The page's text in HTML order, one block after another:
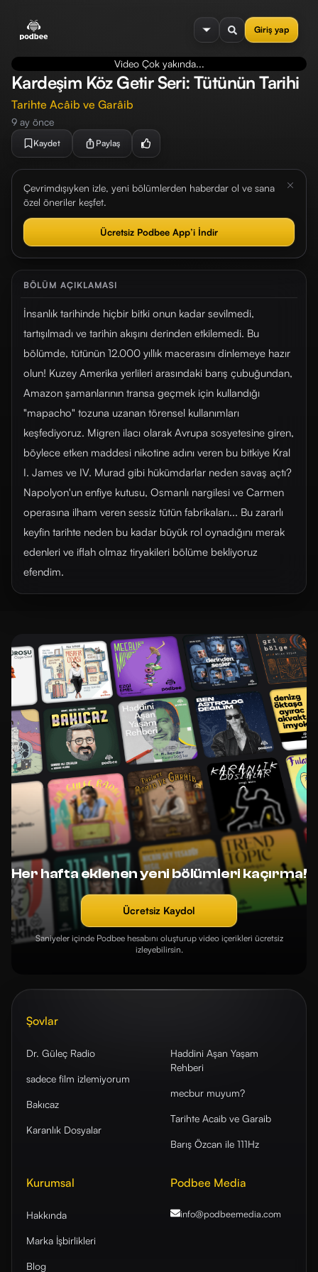
Giriş yap
menu
Video Çok yakında...
Kardeşim Köz Getir Seri: Tütünün Tarihi
Tarihte Acâib ve Garâib
9 ay önce
Kaydet Paylaş
Çevrimdışıyken izle, yeni bölümlerden haberdar ol ve sana
özel öneriler keşfet.
Ücretsiz Podbee App’i İndir
BÖLÜM AÇIKLAMASI
İnsanlık tarihinde hiçbir bitki onun kadar sevilmedi,
tartışılmadı ve tarihin akışını derinden etkilemedi. Bu
bölümde, tütünün 12.000 yıllık macerasını dinlemeye hazır
olun! Kuzey Amerika yerlileri arasındaki barış çubuğundan,
Amazon şamanlarının transa geçmek için kullandığı
"mapacho" tozuna uzanan törensel kullanımları
keşfediyoruz. Migren ilacı olarak Avrupa sosyetesine giren,
böylece etken maddesi nikotine adını veren bu bitkiye Kral
I. James ve IV. Murad gibi hükümdarlar neden savaş açtı?
Napolyon'un enfiye kutusu, Osmanlı nargilesi ve Carmen
operasına ilham veren sessiz tütün fabrikaları... Bu zararlı
keyfin tarihte neden bu kadar büyük rol oynadığını merak
edenleri ve iflah olmaz tiryakileri bölüme bekliyoruz
efendim.
Her hafta eklenen yeni bölümleri kaçırma!
Ücretsiz Kaydol
Saniyeler içinde Podbee hesabını oluşturup video içerikleri ücretsiz
izleyebilirsin.
Şovlar
Dr. Güleç Radio
sadece film izlemiyorum
Bakıcaz
Karanlık Dosyalar
Haddini Aşan Yaşam
Rehberi
mecbur muyum?
Tarihte Acaib ve Garaib
Barış Özcan ile 111Hz
Kurumsal
Hakkında
Marka İşbirlikleri
Blog
Podbee Media
info@podbeemedia.com